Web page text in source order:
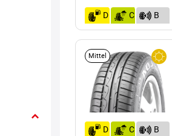
D C
B
(70)
Mittel
D C
B